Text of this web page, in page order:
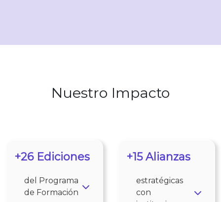
Nuestro Impacto
+26 Ediciones
del Programa
de Formación
+15 Alianzas
estratégicas
con